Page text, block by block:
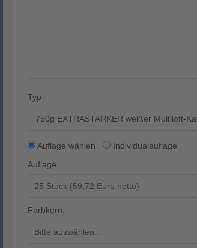
Typ
750g EXTRASTARKER weißer Multiloft-
Auflage wählen
Individualauflage
Auflage
Farbkern: